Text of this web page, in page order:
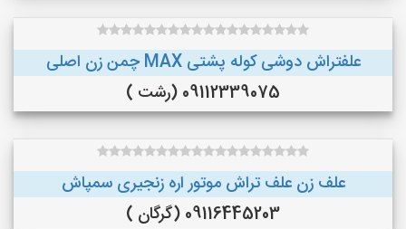
علفتراش دوشی کوله پشتی MAX چمن زن اصلی
09112339075 (رشت )
علف زن علف تراش موتور اره زنجیری سمپاش
09116445203 (گرگان )